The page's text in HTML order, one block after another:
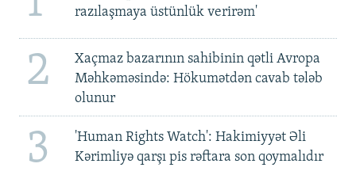
razılaşmaya üstünlük verirəm'
2
Xaçmaz bazarının sahibinin qətli Avropa
Məhkəməsində: Hökumətdən cavab tələb
olunur
3
'Human Rights Watch': Hakimiyyət Əli
Kərimliyə qarşı pis rəftara son qoymalıdır